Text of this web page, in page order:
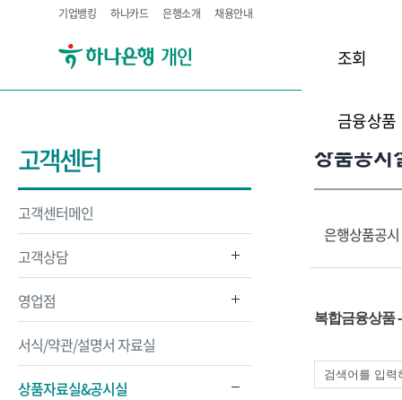
기업뱅킹 하나카드 은행소개 채용안내
조회
금융상품
고객센터
고객센터메인
고객상담
영업점
서식/약관/설명서 자료실
상품자료실&공시실
상품공시
은행상품공
복합금융상품